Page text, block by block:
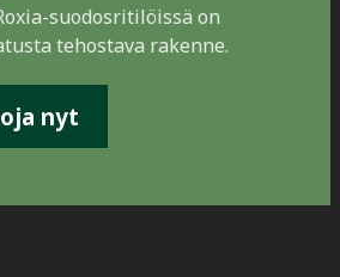
suodosritilöissä on
tehostava rakenne.
nyt